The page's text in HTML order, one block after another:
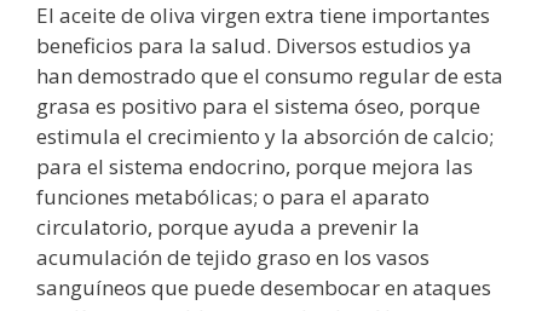
El aceite de oliva virgen extra tiene importantes
beneficios para la salud. Diversos estudios ya
han demostrado que el consumo regular de esta
grasa es positivo para el sistema óseo, porque
estimula el crecimiento y la absorción de calcio;
para el sistema endocrino, porque mejora las
funciones metabólicas; o para el aparato
circulatorio, porque ayuda a prevenir la
acumulación de tejido graso en los vasos
sanguíneos que puede desembocar en ataques